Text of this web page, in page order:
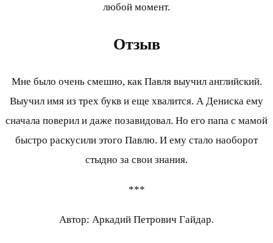
любой момент.
Отзыв
Мне было очень смешно, как Павля выучил английский.
Выучил имя из трех букв и еще хвалится. А Дениска ему
сначала поверил и даже позавидовал. Но его папа с мамой
быстро раскусили этого Павлю. И ему стало наоборот
стыдно за свои знания.
***
Автор: Аркадий Петрович Гайдар.